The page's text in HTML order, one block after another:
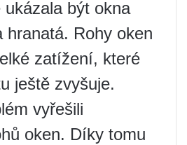
být okna
hranatá. Rohy oken
zatížení, které
ještě zvyšuje.
vyřešili
oken. Díky tomu